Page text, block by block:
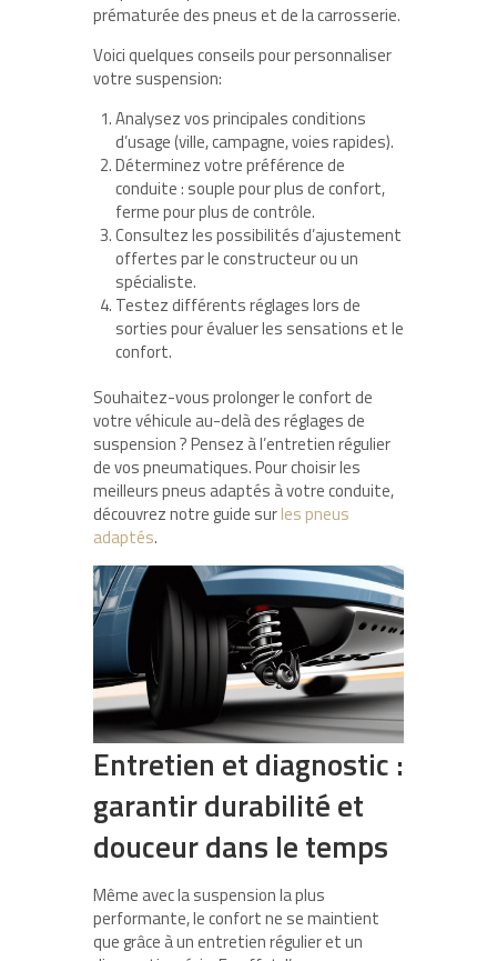
prématurée des pneus et de la carrosserie.
Voici quelques conseils pour personnaliser
votre suspension:
Analysez vos principales conditions
d’usage (ville, campagne, voies rapides).
Déterminez votre préférence de
conduite : souple pour plus de confort,
ferme pour plus de contrôle.
Consultez les possibilités d’ajustement
offertes par le constructeur ou un
spécialiste.
Testez différents réglages lors de
sorties pour évaluer les sensations et le
confort.
Souhaitez-vous prolonger le confort de
votre véhicule au-delà des réglages de
suspension ? Pensez à l’entretien régulier
de vos pneumatiques. Pour choisir les
meilleurs pneus adaptés à votre conduite,
découvrez notre guide surles pneus
adaptés.
Entretien et diagnostic :
garantir durabilité et
douceur dans le temps
Même avec la suspension la plus
performante, le confort ne se maintient
que grâce à un entretien régulier et un